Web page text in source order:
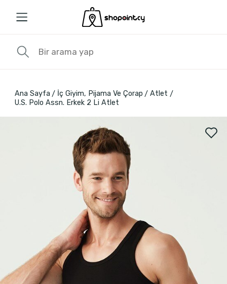
Ana Sayfa İç Giyim, Pijama Ve Çorap
Atlet
U.S. Polo Assn. Erkek 2 Li Atlet